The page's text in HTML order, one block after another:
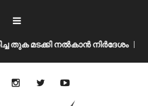
മടക്കി നൽകാൻ നിർദേശം